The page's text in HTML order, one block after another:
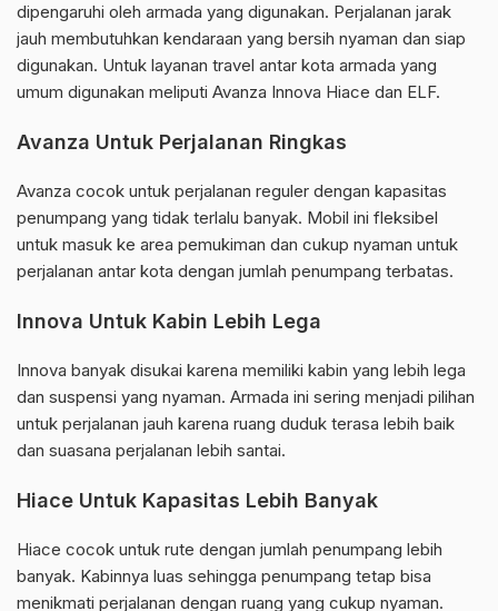
dipengaruhi oleh armada yang digunakan. Perjalanan jarak
jauh membutuhkan kendaraan yang bersih nyaman dan siap
digunakan. Untuk layanan travel antar kota armada yang
umum digunakan meliputi Avanza Innova Hiace dan ELF.
Avanza Untuk Perjalanan Ringkas
Avanza cocok untuk perjalanan reguler dengan kapasitas
penumpang yang tidak terlalu banyak. Mobil ini fleksibel
untuk masuk ke area pemukiman dan cukup nyaman untuk
perjalanan antar kota dengan jumlah penumpang terbatas.
Innova Untuk Kabin Lebih Lega
Innova banyak disukai karena memiliki kabin yang lebih lega
dan suspensi yang nyaman. Armada ini sering menjadi pilihan
untuk perjalanan jauh karena ruang duduk terasa lebih baik
dan suasana perjalanan lebih santai.
Hiace Untuk Kapasitas Lebih Banyak
Hiace cocok untuk rute dengan jumlah penumpang lebih
banyak. Kabinnya luas sehingga penumpang tetap bisa
menikmati perjalanan dengan ruang yang cukup nyaman.